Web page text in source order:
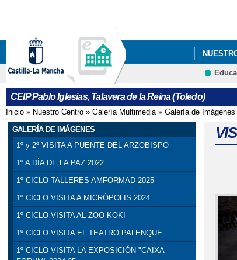
CEIP Pablo Iglesias, Talavera de la Reina (Toledo)
Se encuentra usted aquí
Inicio » Nuestro Centro » Galería Multimedia» Galería de Imágenes
GALERÍA DE IMÁGENES
1º y 2º VISITA A PUENTE DEL ARZOBISPO
1º A DÍA DE LA PAZ 2022
1º CICLO TALLERES AMFORMAD 2025
1º CICLO VISITA A MICRÓPOLIS 2024
1º CICLO VISITA AL ZOO KOKI
1º CICLO VISITA EL TEATRO PALENQUE
1º CICLO VISITA LA EXPOSICIÓN "CAIXA